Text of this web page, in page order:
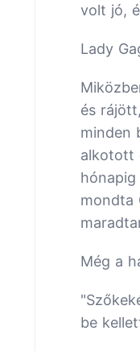
volt jó,
Lady
és
minden
alkotott
mondta
Még a
be